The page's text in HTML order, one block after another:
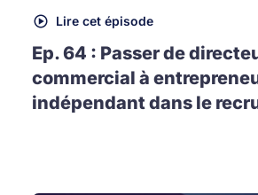
Lire cet épisode
Ep. 64 : Passer de
commercial à
indépendant dans le